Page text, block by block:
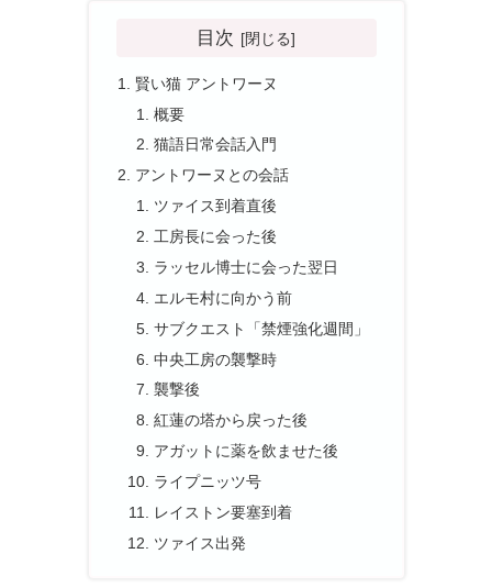
目次
賢い猫 アントワーヌ
概要
猫語日常会話入門
アントワーヌとの会話
ツァイス到着直後
工房長に会った後
ラッセル博士に会った翌日
エルモ村に向かう前
サブクエスト「禁煙強化週間」
中央工房の襲撃時
襲撃後
紅蓮の塔から戻った後
アガットに薬を飲ませた後
ライプニッツ号
レイストン要塞到着
ツァイス出発